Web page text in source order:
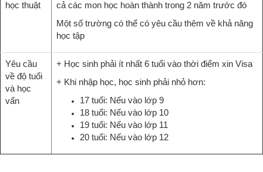
học thuật
cả các mon học hoàn thành trong 2 năm trước đó
Một số trường có thể có yêu cầu thêm về khả năng
học tập
Yêu cầu
về độ tuổi
và học
vấn
+ Học sinh phải ít nhất 6 tuổi vào thời điểm xin Visa
+ Khi nhập học, học sinh phải nhỏ hơn:
17 tuổi: Nếu vào lớp 9
18 tuổi: Nếu vào lớp 10
19 tuổi: Nếu vào lớp 11
20 tuổi: Nếu vào lớp 12